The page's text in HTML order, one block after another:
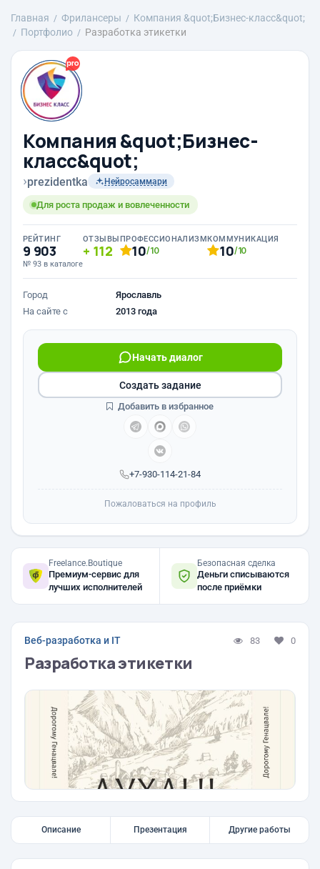
Главная Фрилансеры
Компания &quot;Бизнес-класс&quot;
Портфолио
Разработка этикетки
Компания &quot;Бизнес-
класс&quot;
›prezidentka Нейросаммари
Для роста продаж и вовлеченности
РЕЙТИНГ
9 903
№ 93 в каталоге
ОТЗЫВЫ
112
ПРОФЕССИОНАЛИЗМ
10/10
КОММУНИКАЦИЯ
10/10
Город
Ярославль
На сайте с
2013 года
+7-930-114-21-84
Начать диалог
Создать задание
Добавить в избранное
Пожаловаться на профиль
Freelance.Boutique
Премиум-сервис для
лучших исполнителей
Безопасная сделка
Деньги списываются
после приёмки
Веб-разработка и IT 83 0
Разработка этикетки
Описание Презентация Другие работы